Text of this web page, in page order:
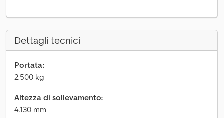
Dettagli tecnici
Portata:
2.500 kg
Altezza di sollevamento:
4.130 mm